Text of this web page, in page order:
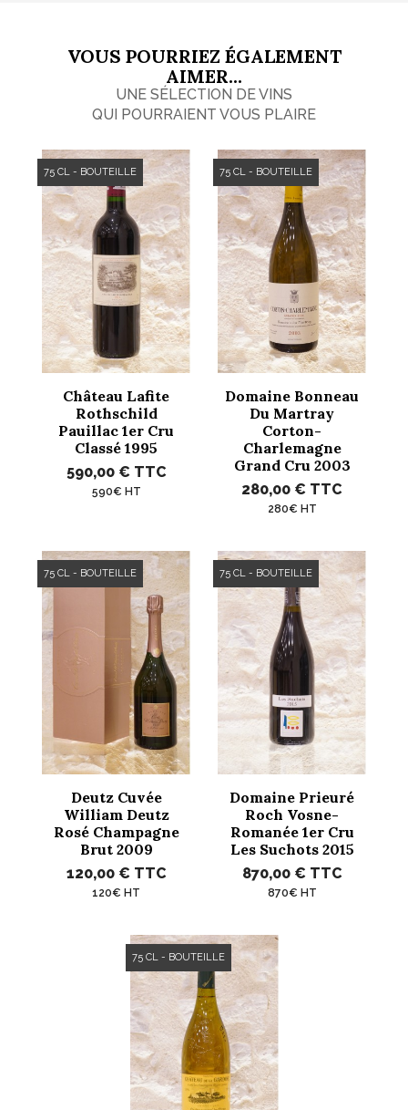
VOUS POURRIEZ ÉGALEMENT
AIMER...
UNE SÉLECTION DE VINS
QUI POURRAIENT VOUS PLAIRE
Château Lafite
Rothschild
Pauillac 1er Cru
Classé 1995
590,00 € TTC
590€ HT
75 CL - BOUTEILLE
Domaine Bonneau
Du Martray
Corton-
Charlemagne
Grand Cru 2003
280,00 € TTC
280€ HT
75 CL - BOUTEILLE
Deutz Cuvée
William Deutz
Rosé Champagne
Brut 2009
120,00 € TTC
120€ HT
75 CL - BOUTEILLE
Domaine Prieuré
Roch Vosne-
Romanée 1er Cru
Les Suchots 2015
870,00 € TTC
870€ HT
75 CL - BOUTEILLE
75 CL - BOUTEILLE